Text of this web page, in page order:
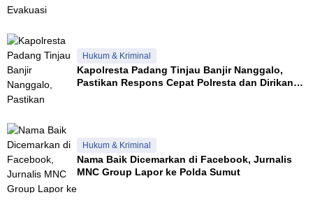
Hukum & Kriminal
Kapolresta Padang Tinjau Banjir Nanggalo,
Pastikan Respons Cepat Polresta dan Dirikan
Hukum & Kriminal
Nama Baik Dicemarkan di Facebook, Jurnalis
MNC Group Lapor ke Polda Sumut